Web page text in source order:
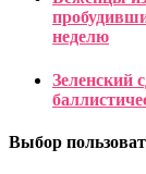
неделю
Зеленский
Выбор